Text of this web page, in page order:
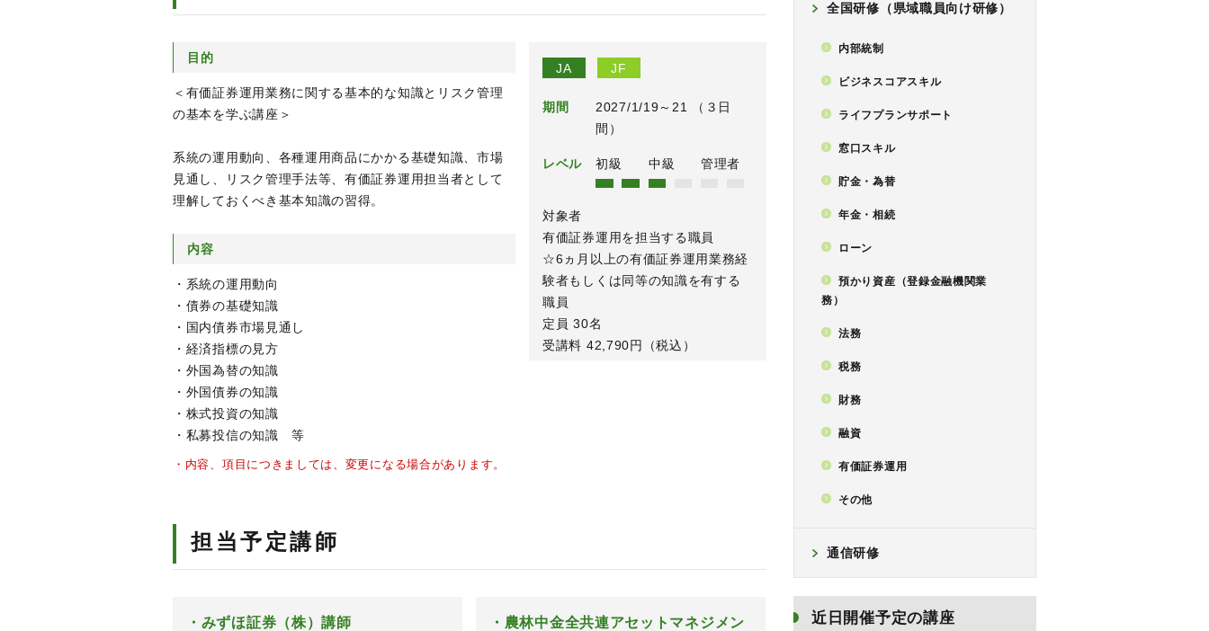
目的
＜有価証券運用業務に関する基本的な知識とリスク管理
の基本を学ぶ講座＞
系統の運用動向、各種運用商品にかかる基礎知識、市場
見通し、リスク管理手法等、有価証券運用担当者として
理解しておくべき基本知識の習得。
内容
・系統の運用動向
・債券の基礎知識
・国内債券市場見通し
・経済指標の見方
・外国為替の知識
・外国債券の知識
・株式投資の知識
・私募投信の知識 等
JA JF
期間
2027/1/19～21 （３日
間）
レベル 初級 中級 管理者
対象者
有価証券運用を担当する職員
☆6ヵ月以上の有価証券運用業務経
験者もしくは同等の知識を有する
職員
定員 30名
受講料 42,790円（税込）
・内容、項目につきましては、変更になる場合があります。
担当予定講師
みずほ証券（株）講師
農林中金全共連アセットマネジメン
全国研修（県域職員向け研修）
内部統制
ビジネスコアスキル
ライフプランサポート
窓口スキル
貯金・為替
年金・相続
ローン
預かり資産（登録金融機関業
務）
法務
税務
財務
融資
有価証券運用
その他
通信研修
近日開催予定の講座